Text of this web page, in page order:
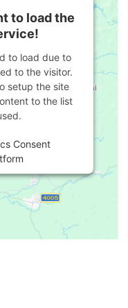
to load the
to load due to
to the visitor.
setup the site
to the list
Consent